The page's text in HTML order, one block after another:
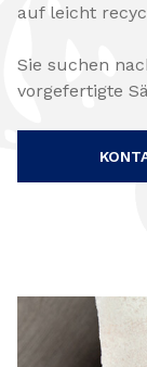
auf leicht
Sie suchen
vorgefertigte